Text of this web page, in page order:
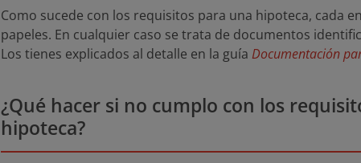
Como sucede con los requisitos para una hipoteca, cada
papeles. En cualquier caso se trata de documentos
Los tienes explicados al detalle en la guía Documentación
¿Qué hacer si no cumplo con los
hipoteca?